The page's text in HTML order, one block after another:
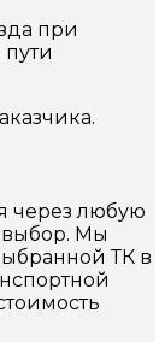
при
через любую
Мы
ТК в